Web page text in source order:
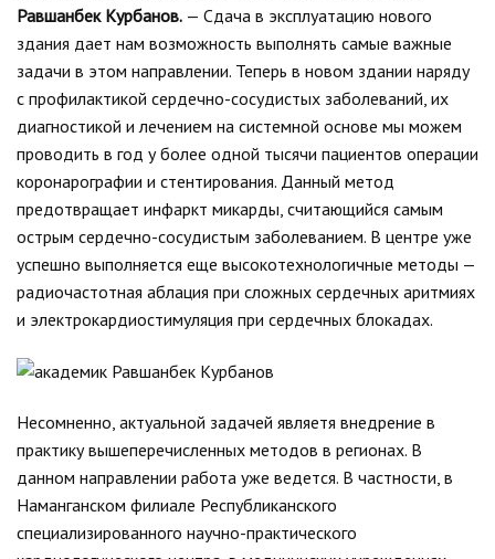
Равшанбек Курбанов. — Сдача в эксплуатацию нового
здания дает нам возможность выполнять самые важные
задачи в этом направлении. Теперь в новом здании наряду
с профилактикой сердечно-сосудистых заболеваний, их
диагностикой и лечением на системной основе мы можем
проводить в год у более одной тысячи пациентов операции
коронарографии и стентирования. Данный метод
предотвращает инфаркт микарды, считающийся самым
острым сердечно-сосудистым заболеванием. В центре уже
успешно выполняется еще высокотехнологичные методы —
радиочастотная аблация при сложных сердечных аритмиях
и электрокардиостимуляция при сердечных блокадах.
Несомненно, актуальной задачей являетя внедрение в
практику вышеперечисленных методов в регионах. В
данном направлении работа уже ведется. В частности, в
Наманганском филиале Республиканского
специализированного научно-практического